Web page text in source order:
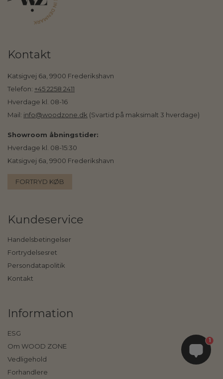
Kontakt
Katsigvej 6a, 9900 Frederikshavn
Telefon: +45 2258 2411
Hverdage kl. 08-16
Mail: info@woodzone.dk (Svartid på maksimalt 3 hverdage)
Showroom åbningstider:
Hverdage kl. 08-15:30
Katsigvej 6a, 9900 Frederikshavn
FORTRYD KØB
Kundeservice
Handelsbetingelser
Fortrydelsesret
Persondatapolitik
Kontakt
Information
ESG
Om WOOD ZONE
Vedligehold
Forhandlere
1